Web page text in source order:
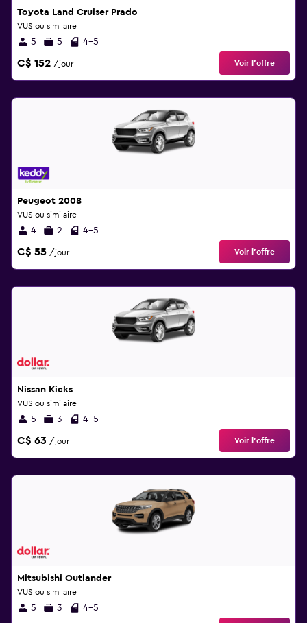
Toyota Land Cruiser Prado
VUS ou similaire
5 5 4-5
C$ 152 /jour Voir l’offre
Peugeot 2008
VUS ou similaire
4 2 4-5
C$ 55 /jour Voir l’offre
Nissan Kicks
VUS ou similaire
5 3 4-5
C$ 63 /jour Voir l’offre
Mitsubishi Outlander
VUS ou similaire
5 3 4-5